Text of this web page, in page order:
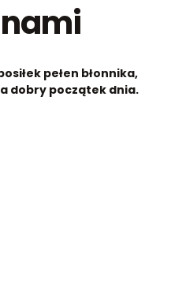
pełen błonnika,
dobry początek dnia.